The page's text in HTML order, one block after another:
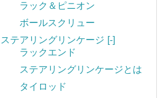
ラック＆ピニオン
ボールスクリュー
ステアリングリンケージ [-]
ラックエンド
ステアリングリンケージとは
タイロッド